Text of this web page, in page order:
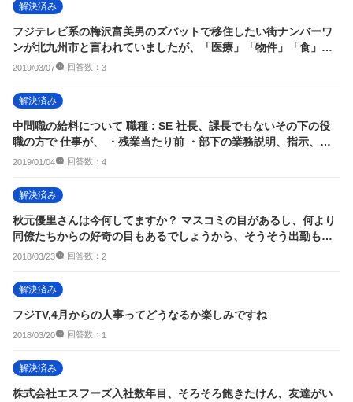
解決済み
フジテレビ系の梅沢富美男のズバットで移住したい街ナンバーワ
ンが北九州市と言われていましたが、「医療」「物件」「食」
「仕事」という4つの...
2019/03/07 回答数： 3
解決済み
中間職の給料について 職種 : SE 社長、課長でもないその下の役
職の方で 仕事が、 ・残業当たり前 ・部下の業務説明、指示、管
理 ・会
2019/01/04 回答数： 4
解決済み
秋元優里さんは今何してますか？ マスコミの目があるし、何より
同僚たちからの好奇の目もあるでしょうから、そうそう出勤も出
来ないでしょう。 普
2018/03/23 回答数： 2
解決済み
フジTV,4月からの人事ってどうなるか楽しみですね
2018/03/20 回答数： 1
解決済み
株式会社エスフーズ入社数年目、そろそろ飽きたけん、友達がい